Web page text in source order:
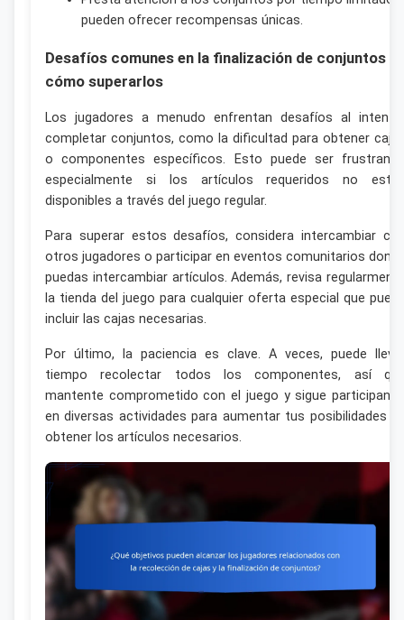
pueden ofrecer recompensas únicas.
Desafíos comunes en la finalización de conjuntos y
cómo superarlos
Los jugadores a menudo enfrentan desafíos al
completar conjuntos, como la dificultad para obtener
o componentes específicos. Esto puede ser
especialmente si los artículos requeridos no
disponibles a través del juego regular.
Para superar estos desafíos, considera intercambiar
otros jugadores o participar en eventos comunitarios
puedas intercambiar artículos. Además, revisa
la tienda del juego para cualquier oferta especial que
incluir las cajas necesarias.
Por último, la paciencia es clave. A veces, puede
tiempo recolectar todos los componentes, así
mantente comprometido con el juego y sigue
en diversas actividades para aumentar tus posibilidades
obtener los artículos necesarios.